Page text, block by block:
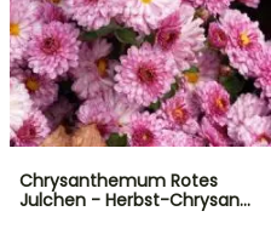
Chrysanthemum Rotes
Julchen - Herbst-Chrysan…